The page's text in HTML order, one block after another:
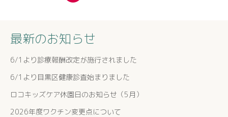
最新のお知らせ
6/1より診療報酬改定が施行されました
6/1より目黒区健康診査始まりました
ロコキッズケア休園日のお知らせ（5月）
2026年度ワクチン変更点について